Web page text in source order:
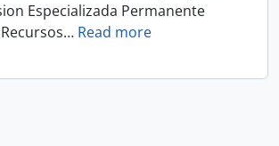
Especializada Permanente
… Read more